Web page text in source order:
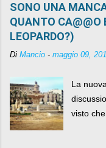
SONO UNA
QUANTO CA@@O
LEOPARDO?)
Di Mancio - maggio 09,
La
visto
sua